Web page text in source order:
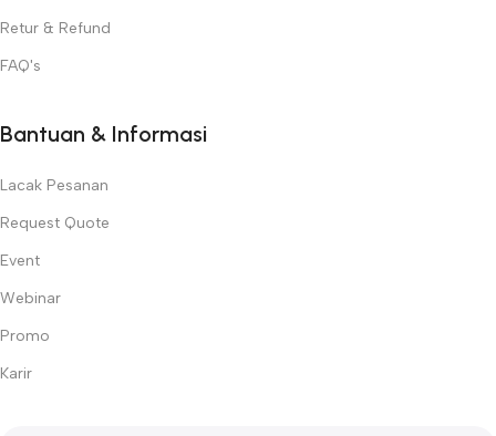
Retur & Refund
FAQ's
Bantuan & Informasi
Lacak Pesanan
Request Quote
Event
Webinar
Promo
Karir